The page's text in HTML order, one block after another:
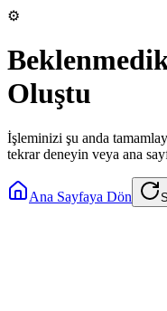
⚙️
Oluştu
İşleminizi şu anda
tekrar deneyin veya ana
Ana Sayfaya Dön